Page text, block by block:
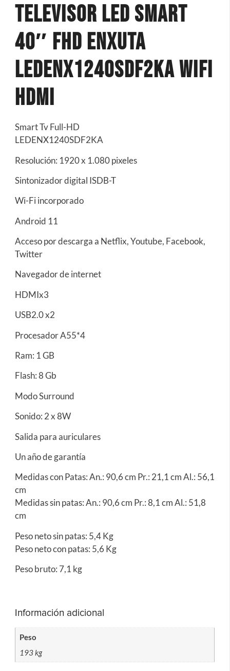
Televisor Led Smart
40″ Fhd Enxuta
Ledenx1240sdf2ka Wifi
Hdmi
Smart Tv Full-HD
LEDENX1240SDF2KA
Resolución: 1920 x 1.080 pixeles
Sintonizador digital ISDB-T
Wi-Fi incorporado
Android 11
Acceso por descarga a Netflix, Youtube, Facebook,
Twitter
Navegador de internet
HDMIx3
USB2.0 x2
Procesador A55*4
Ram: 1 GB
Flash: 8 Gb
Modo Surround
Sonido: 2 x 8W
Salida para auriculares
Un año de garantía
Medidas con Patas: An.: 90,6 cm Pr.: 21,1 cm Al.: 56,1
cm
Medidas sin patas: An.: 90,6 cm Pr.: 8,1 cm Al.: 51,8
cm
Peso neto sin patas: 5,4 Kg
Peso neto con patas: 5,6 Kg
Peso bruto: 7,1 kg
Información adicional
Peso
193 kg